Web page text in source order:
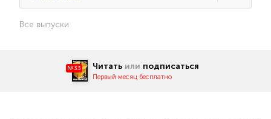
Все выпуски
№33 Читать или подписаться
Первый месяц бесплатно